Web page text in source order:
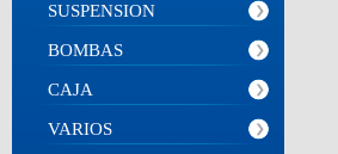
SUSPENSION
BOMBAS
CAJA
VARIOS